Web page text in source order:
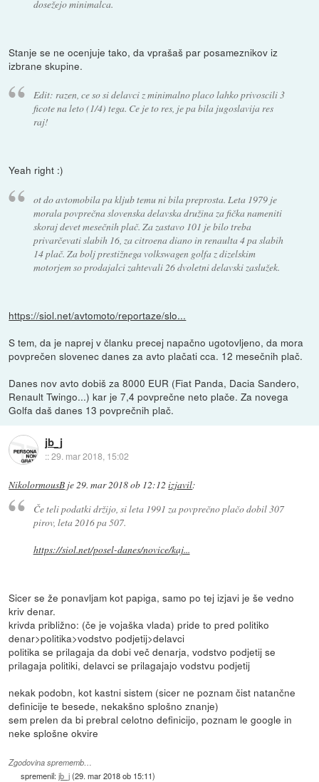
dosežejo minimalca.
Stanje se ne ocenjuje tako, da vprašaš par posameznikov iz
izbrane skupine.
Edit: razen, ce so si delavci z minimalno placo lahko privoscili 3
ficote na leto (1/4) tega. Ce je to res, je pa bila jugoslavija res
raj!
Yeah right :)
ot do avtomobila pa kljub temu ni bila preprosta. Leta 1979 je
morala povprečna slovenska delavska družina za fička nameniti
skoraj devet mesečnih plač. Za zastavo 101 je bilo treba
privarčevati slabih 16, za citroena diano in renaulta 4 pa slabih
14 plač. Za bolj prestižnega volkswagen golfa z dizelskim
motorjem so prodajalci zahtevali 26 dvoletni delavski zaslužek.
https://siol.net/avtomoto/reportaze/slo...
S tem, da je naprej v članku precej napačno ugotovljeno, da mora
povprečen slovenec danes za avto plačati cca. 12 mesečnih plač.
Danes nov avto dobiš za 8000 EUR (Fiat Panda, Dacia Sandero,
Renault Twingo...) kar je 7,4 povprečne neto plače. Za novega
Golfa daš danes 13 povprečnih plač.
jb_j
::29. mar 2018, 15:02
NikolormousB je29. mar 2018 ob 12:12 izjavil:
Če teli podatki držijo, si leta 1991 za povprečno plačo dobil 307
pirov, leta 2016 pa 507.
https://siol.net/posel-danes/novice/kaj...
Sicer se že ponavljam kot papiga, samo po tej izjavi je še vedno
kriv denar.
krivda približno: (če je vojaška vlada) pride to pred politiko
denar>politika>vodstvo podjetij>delavci
politika se prilagaja da dobi več denarja, vodstvo podjetij se
prilagaja politiki, delavci se prilagajajo vodstvu podjetij
nekak podobn, kot kastni sistem (sicer ne poznam čist natančne
definicije te besede, nekakšno splošno znanje)
sem prelen da bi prebral celotno definicijo, poznam le google in
neke splošne okvire
Zgodovina sprememb…
spremenil:jb_j(29. mar 2018 ob 15:11)